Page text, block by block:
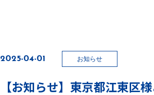
2025-04-01 お知らせ
【お知らせ】東京都江東区